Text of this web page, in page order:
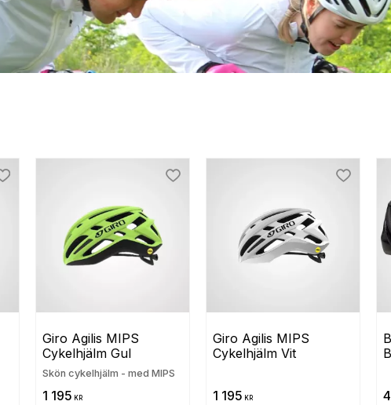
Lägg till i favoriter
Giro Agilis MIPS
Cykelhjälm Gul
Skön cykelhjälm - med MIPS
1 195 KR
Lägg till i favoriter
Giro Agilis MIPS
Cykelhjälm Vit
1 195 KR
Lägg